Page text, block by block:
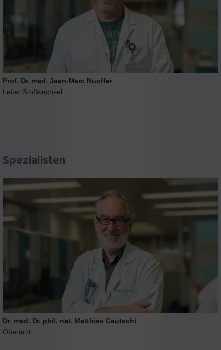
Prof. Dr. med. Jean-Marc Nuoffer
Leiter Stoffwechsel
Spezialisten
Dr. med. Dr. phil. nat. Matthias Gautschi
Oberarzt